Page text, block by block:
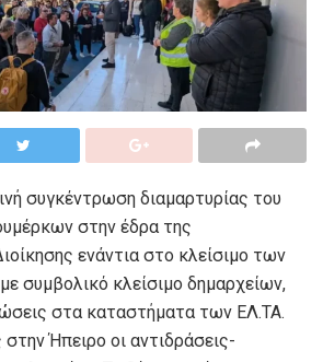
συγκέντρωση διαμαρτυρίας του
στην έδρα της
ενάντια στο κλείσιμο των
συμβολικό κλείσιμο δημαρχείων,
στα καταστήματα των ΕΛ.ΤΑ.
Ήπειρο οι αντιδράσεις-